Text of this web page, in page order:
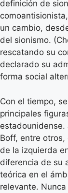
definición de
un cambio,
del sionismo.
rescatando su
declarado su
forma social
Con el tiempo,
principales
estadounidense.
Boff, entre
de la izquierda
diferencia de su
teórica en el
relevante.